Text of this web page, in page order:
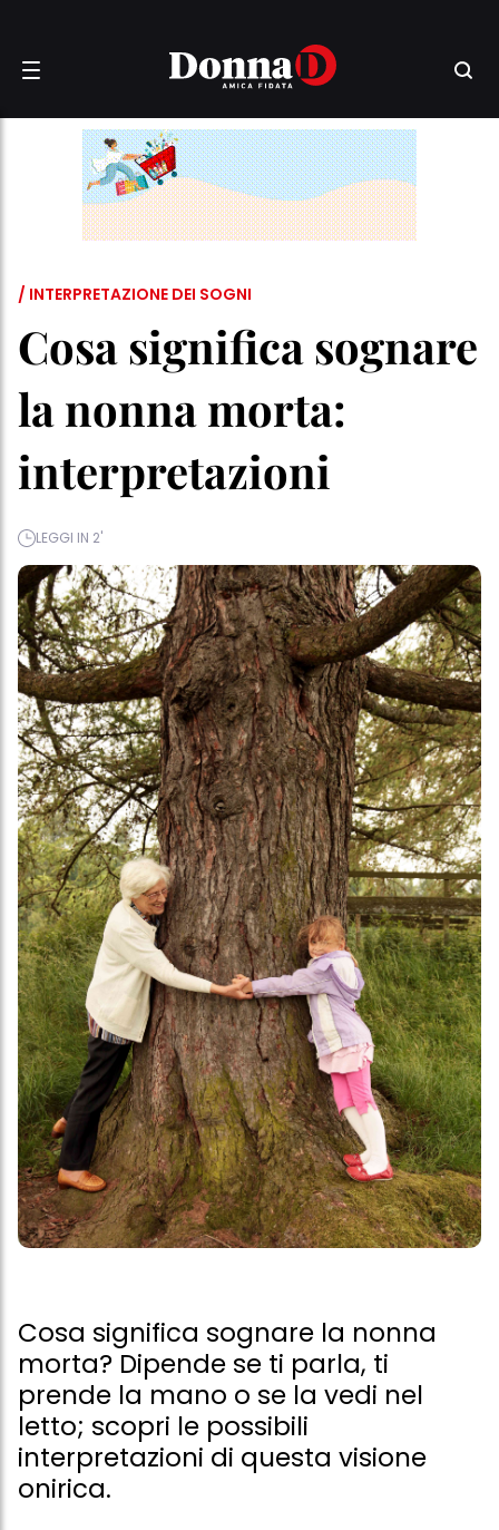
/ INTERPRETAZIONE DEI SOGNI
Cosa significa sognare
la nonna morta:
interpretazioni
LEGGI IN 2'
Cosa significa sognare la nonna
morta? Dipende se ti parla, ti
prende la mano o se la vedi nel
letto; scopri le possibili
interpretazioni di questa visione
onirica.